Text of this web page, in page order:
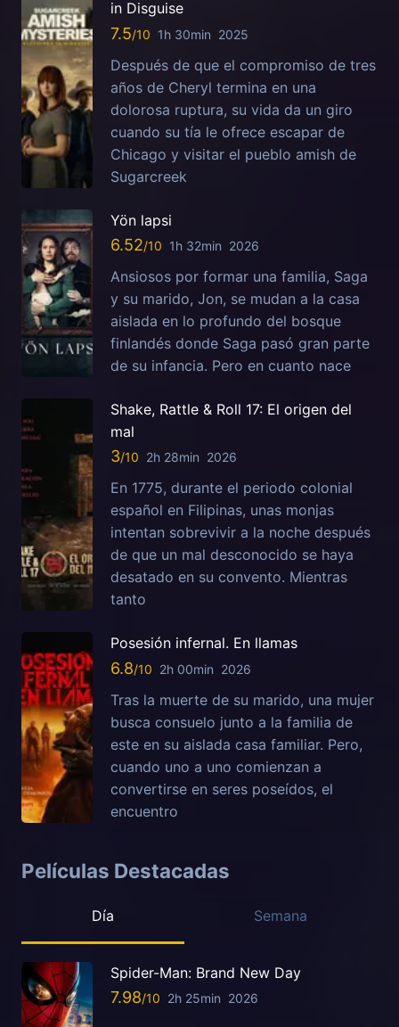
in Disguise
7.5 1h 30min 2025
Después de que el compromiso de tres
años de Cheryl termina en una
dolorosa ruptura, su vida da un giro
cuando su tía le ofrece escapar de
Chicago y visitar el pueblo amish de
Sugarcreek
Yön lapsi
6.52 1h 32min 2026
Ansiosos por formar una familia, Saga
y su marido, Jon, se mudan a la casa
aislada en lo profundo del bosque
finlandés donde Saga pasó gran parte
de su infancia. Pero en cuanto nace
Shake, Rattle & Roll 17: El origen del
mal
3 2h 28min 2026
En 1775, durante el periodo colonial
español en Filipinas, unas monjas
intentan sobrevivir a la noche después
de que un mal desconocido se haya
desatado en su convento. Mientras
tanto
Posesión infernal. En llamas
6.8 2h 00min 2026
Tras la muerte de su marido, una mujer
busca consuelo junto a la familia de
este en su aislada casa familiar. Pero,
cuando uno a uno comienzan a
convertirse en seres poseídos, el
encuentro
Películas Destacadas
Día Semana
Spider-Man: Brand New Day
7.98 2h 25min 2026